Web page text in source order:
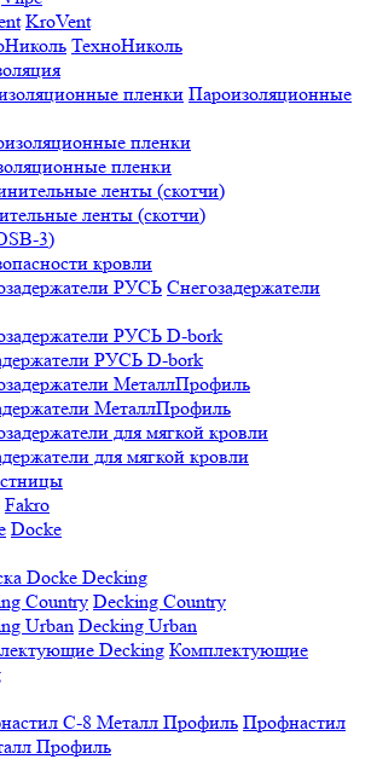
KroVent
ТехноНиколь
Пароизоляционные
пленки
ленты (скотчи)
3)
кровли
Снегозадержатели
РУСЬ D-bork
МеталлПрофиль
для мягкой кровли
Fakro
Docke
Docke Decking
Decking Country
Decking Urban
Комплектующие
Профнастил
Профиль